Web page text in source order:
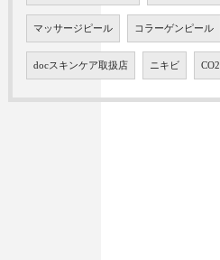
マッサージピール コラーゲンピール
docスキンケア取扱店 ニキビ CO2